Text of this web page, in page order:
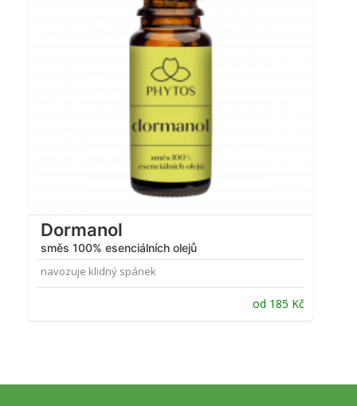
Dormanol
směs 100% esenciálních olejů
navozuje klidný spánek
od 185 Kč